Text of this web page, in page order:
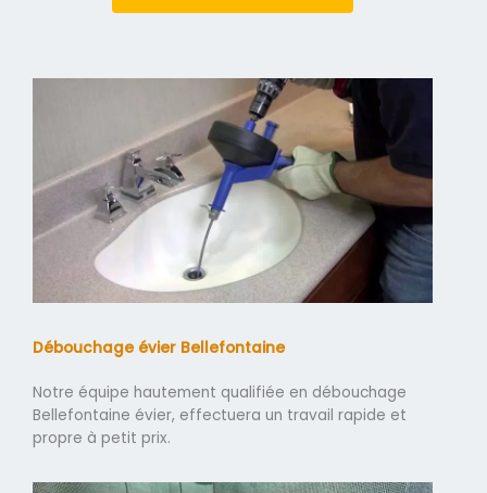
Débouchage évier Bellefontaine
Notre équipe hautement qualifiée en débouchage
Bellefontaine évier, effectuera un travail rapide et
propre à petit prix.